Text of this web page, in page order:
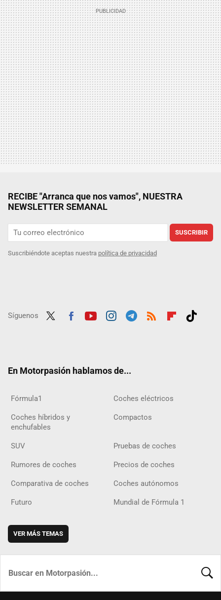
RECIBE "Arranca que nos vamos", NUESTRA
NEWSLETTER SEMANAL
SUSCRIBIR
Suscribiéndote aceptas nuestra política de privacidad
Síguenos
En Motorpasión hablamos de...
Fórmula1 Coches eléctricos
Coches híbridos y
enchufables
Compactos
SUV Pruebas de coches
Rumores de coches Precios de coches
Comparativa de coches Coches autónomos
Futuro Mundial de Fórmula 1
VER MÁS TEMAS